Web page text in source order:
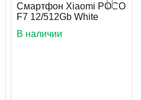
Смартфон Xiaomi POCO
F7 12/512Gb White
В наличии